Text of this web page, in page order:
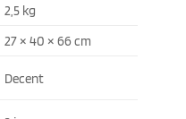
2,5 kg
27 × 40 × 66 cm
Decent